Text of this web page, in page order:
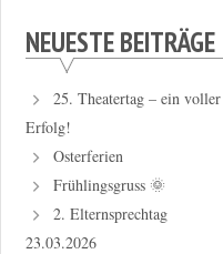
NEUESTE BEITRÄGE
25. Theatertag – ein voller
Erfolg!
Osterferien
Frühlingsgruss 🌞
2. Elternsprechtag
23.03.2026